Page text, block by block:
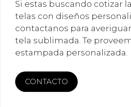
Si estas buscando cotizar
telas con diseños
contactanos para
tela sublimada. Te
estampada personalizada.
CONTACTO